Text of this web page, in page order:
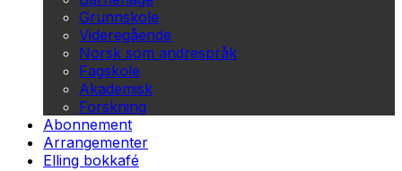
Grunnskole
Videregående
Norsk som andrespråk
Fagskole
Akademisk
Forskning
Abonnement
Arrangementer
Elling bokkafé